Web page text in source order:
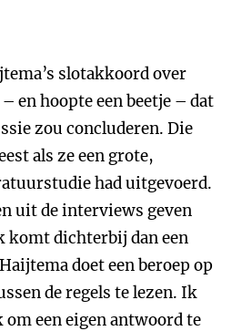
slotakkoord over
en hoopte een beetje – dat
zou concluderen. Die
als ze een grote,
had uitgevoerd.
uit de interviews geven
komt dichterbij dan een
doet een beroep op
de regels te lezen. Ik
een eigen antwoord te